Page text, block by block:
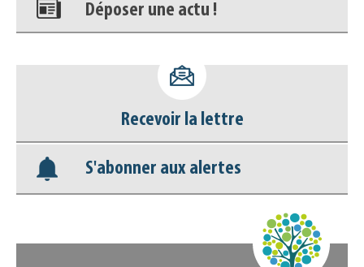
Déposer une actu !
déconnecter)
Base documentaire
Nos veilles Scoop.it
Recevoir la lettre
S'abonner aux alertes